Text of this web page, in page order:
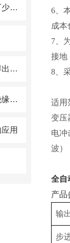
雷电冲击发生器：工业中必不可少的电磁兼容测试设备
雷电冲击发生器的效率是怎么得出的？
雷电冲击发生器，全面高效的绝缘性能检测解决方案
用
6、
成本
7、
接地
8、
适用
变压
电冲
波）
全自
产品
输
步